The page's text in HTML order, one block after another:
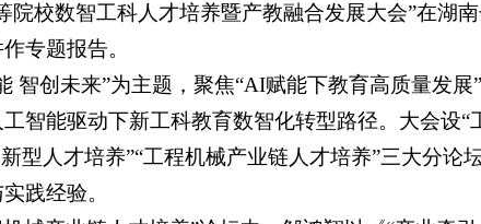
院校数智工科人才培养暨产教融合发展大会”在湖
专题报告。
智创未来”为主题，聚焦“AI赋能下教育高质量发
智能驱动下新工科教育数智化转型路径。大会设
型人才培养”“工程机械产业链人才培养”三大分论
践经验。